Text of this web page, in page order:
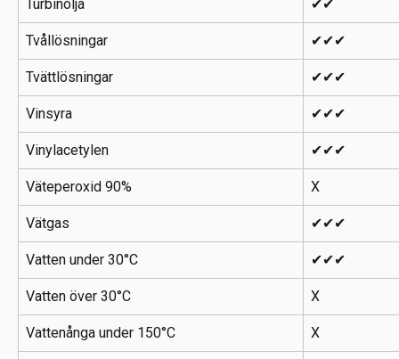
Turbinolja ✔✔
Tvållösningar ✔✔✔
Tvättlösningar ✔✔✔
Vinsyra ✔✔✔
Vinylacetylen ✔✔✔
Väteperoxid 90% X
Vätgas ✔✔✔
Vatten under 30°C ✔✔✔
Vatten över 30°C X
Vattenånga under 150°C X